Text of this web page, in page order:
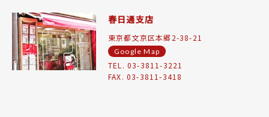
春日通支店
東京都文京区本郷2-38-21
Google Map
TEL. 03-3811-3221
FAX. 03-3811-3418